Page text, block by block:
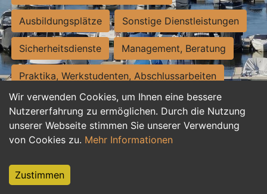
Wir verwenden Cookies, um Ihnen eine bessere
Nutzererfahrung zu ermöglichen. Durch die Nutzung
unserer Webseite stimmen Sie unserer Verwendung
von Cookies zu. Mehr Informationen
Zustimmen
Ausbildungsplätze Sonstige Dienstleistungen
Sicherheitsdienste Management, Beratung
Praktika, Werkstudenten, Abschlussarbeiten
Personalwesen Assistenz, Sekretariat
Hilfskräfte, Aushilfs- und Nebenjobs
Weiterbildung, Studium, duale Ausbildung